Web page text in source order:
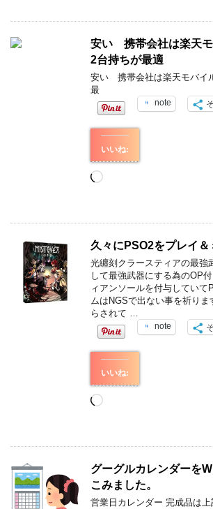
み
安い 携帯会社は楽天
2台持ちが最適
安い 携帯会社は楽天モバイ
最
note
いいね:
読
み
久々にPSO2をプレイ
光纏刻クラースティアの最強
して最強武器にする為のOP
ィアンソールを付与していて
ムはNGSで出ない事を祈り
らされて …
note
いいね:
読
み
グーグルカレンダーを
こみました。
営業日カレンダー 完成品は上